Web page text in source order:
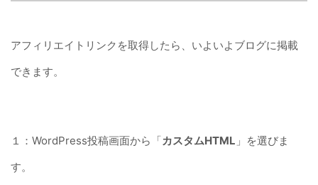
アフィリエイトリンクを取得したら、いよいよブログに掲載
できます。
１：WordPress投稿画面から「カスタムHTML 」を選びま
す。